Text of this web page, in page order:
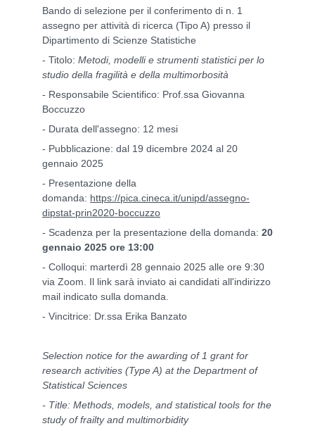
Bando di selezione per il conferimento di n. 1
assegno per attività di ricerca (Tipo A) presso il
Dipartimento di Scienze Statistiche
- Titolo: Metodi, modelli e strumenti statistici per lo
studio della fragilità e della multimorbosità
- Responsabile Scientifico: Prof.ssa Giovanna
Boccuzzo
- Durata dell'assegno: 12 mesi
- Pubblicazione: dal 19 dicembre 2024 al 20
gennaio 2025
- Presentazione della
domanda: https://pica.cineca.it/unipd/assegno-
dipstat-prin2020-boccuzzo
- Scadenza per la presentazione della domanda: 20
gennaio 2025 ore 13:00
- Colloqui: marterdì 28 gennaio 2025 alle ore 9:30
via Zoom. Il link sarà inviato ai candidati all'indirizzo
mail indicato sulla domanda.
- Vincitrice: Dr.ssa Erika Banzato
Selection notice for the awarding of 1 grant for
research activities (Type A) at the Department of
Statistical Sciences
- Title: Methods, models, and statistical tools for the
study of frailty and multimorbidity